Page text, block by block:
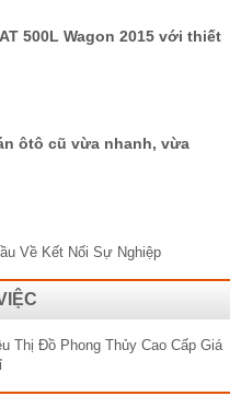
500L Wagon 2015 với thiết
ôtô cũ vừa nhanh, vừa